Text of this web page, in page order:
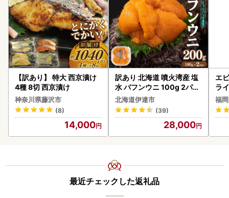
【訳あり】 特大 西京漬け
4種 8切 西京漬け
神奈川県藤沢市
(8)
14,000
訳あり 北海道 噴火湾産 塩
水 バフンウニ 100g 2パッ
ク 計200g 《アフター保証
付き》うに ウニ 雲丹 海鮮
海の幸 魚介類 ウニ丼 お寿
司 濃厚 無添加 産地直送 お
取り寄せ 山村水産 送料無
北海道伊達市
(39)
28,000
エ
ライ
福
最近チェックした返礼品